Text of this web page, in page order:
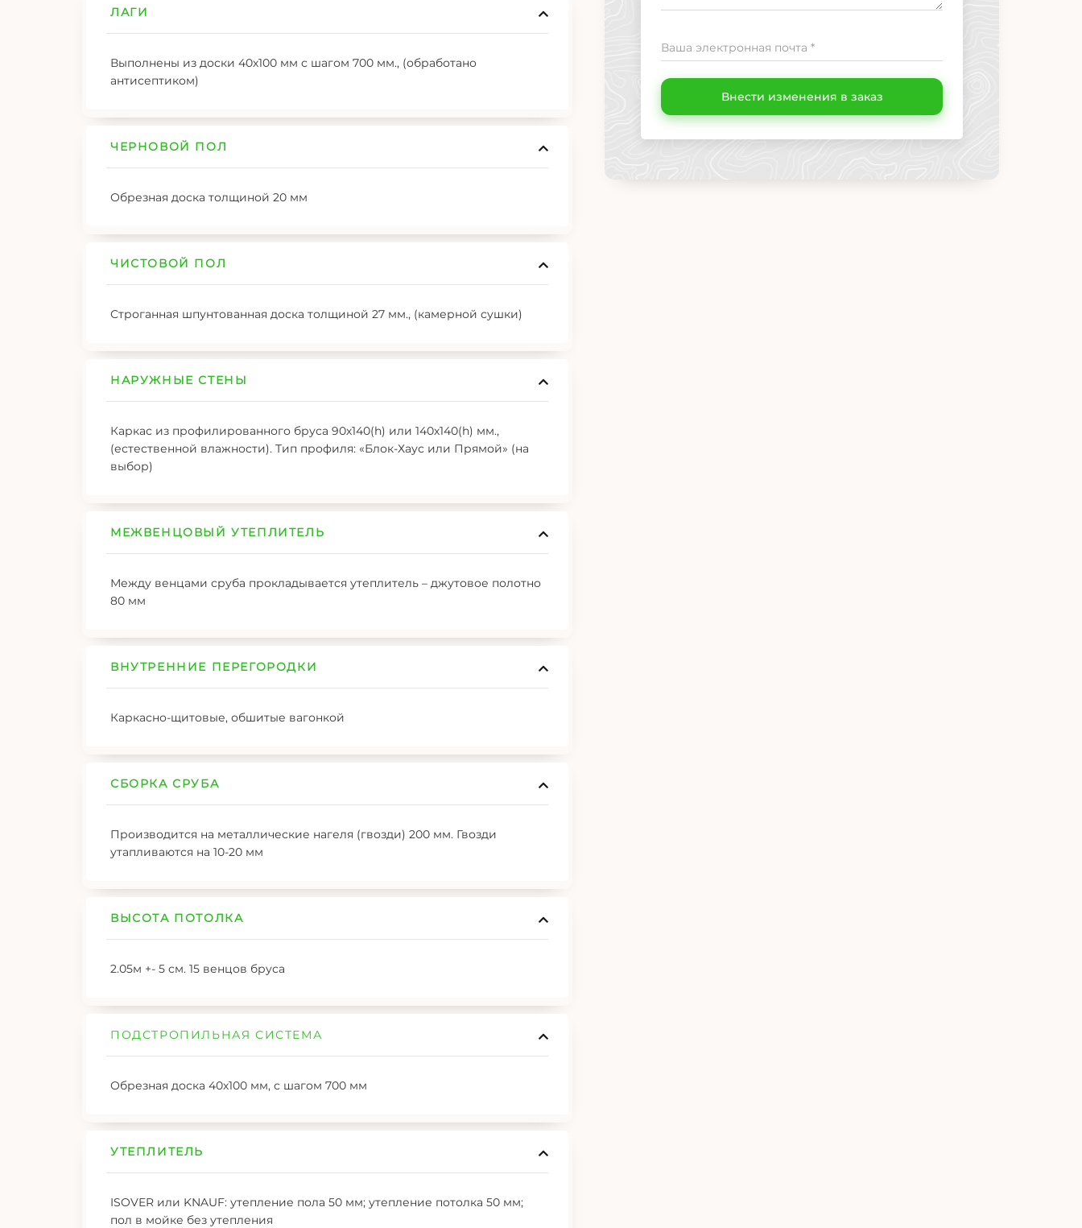
ЛАГИ
Выполнены из доски 40х100 мм с шагом 700 мм., (обработано
антисептиком)
ЧЕРНОВОЙ ПОЛ
Обрезная доска толщиной 20 мм
ЧИСТОВОЙ ПОЛ
Строганная шпунтованная доска толщиной 27 мм., (камерной сушки)
НАРУЖНЫЕ СТЕНЫ
Каркас из профилированного бруса 90х140(h) или 140х140(h) мм.,
(естественной влажности). Тип профиля: «Блок-Хаус или Прямой» (на
выбор)
МЕЖВЕНЦОВЫЙ УТЕПЛИТЕЛЬ
Между венцами сруба прокладывается утеплитель – джутовое полотно
80 мм
ВНУТРЕННИЕ ПЕРЕГОРОДКИ
Каркасно-щитовые, обшитые вагонкой
СБОРКА СРУБА
Производится на металлические нагеля (гвозди) 200 мм. Гвозди
утапливаются на 10-20 мм
ВЫСОТА ПОТОЛКА
2.05м +- 5 см. 15 венцов бруса
ПОДСТРОПИЛЬНАЯ СИСТЕМА
Обрезная доска 40х100 мм, с шагом 700 мм
УТЕПЛИТЕЛЬ
ISOVER или KNAUF: утепление пола 50 мм; утепление потолка 50 мм;
пол в мойке без утепления
Ваша электронная почта *
Внести изменения в заказ